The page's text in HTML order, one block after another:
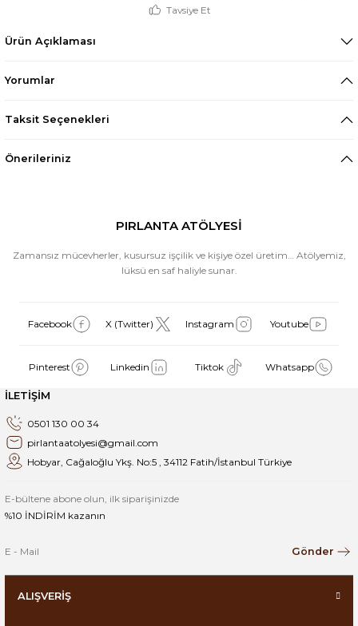
Tavsiye Et
Ürün Açıklaması
Yorumlar
Taksit Seçenekleri
Önerileriniz
PIRLANTA ATÖLYESİ
Zamansız mücevherler, kusursuz işçilik ve kişiye özel üretim… Atölyemiz,
lüksü en saf haliyle sunar.
Facebook X (Twitter) Instagram Youtube
Pinterest Linkedin Tiktok Whatsapp
İLETİŞİM
0501 130 00 34
pirlantaatolyesi@gmail.com
Hobyar, Cağaloğlu Ykş. No:5 , 34112 Fatih/İstanbul Türkiye
E-bültene abone olun, ilk siparişinizde
%10 İNDİRİM kazanın
Gönder
ALIŞVERİŞ